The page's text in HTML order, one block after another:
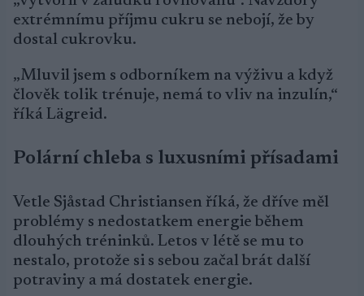
extrémnímu příjmu cukru se nebojí, že by
dostal cukrovku.
„Mluvil jsem s odborníkem na výživu a když
člověk tolik trénuje, nemá to vliv na inzulín,“
říká Lägreid.
Polární chleba s luxusními přísadami
Vetle Sjåstad Christiansen říká, že dříve měl
problémy s nedostatkem energie během
dlouhých tréninků. Letos v létě se mu to
nestalo, protože si s sebou začal brát další
potraviny a má dostatek energie.